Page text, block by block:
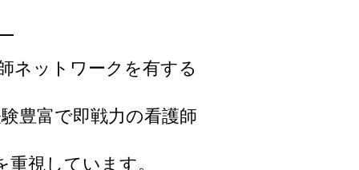
ネットワークを有する
豊富で即戦力の看護師
視しています。